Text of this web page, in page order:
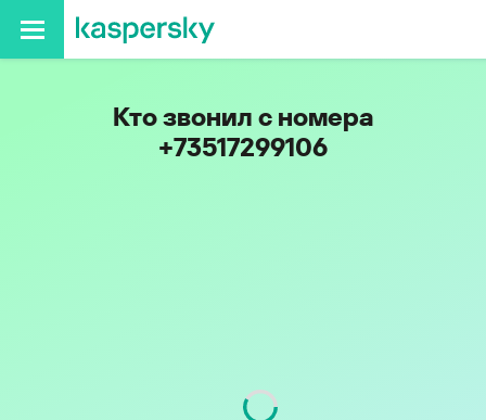
Кто звонил с номера
+73517299106